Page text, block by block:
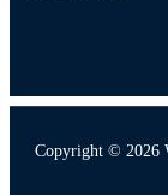
Copyright © 2026